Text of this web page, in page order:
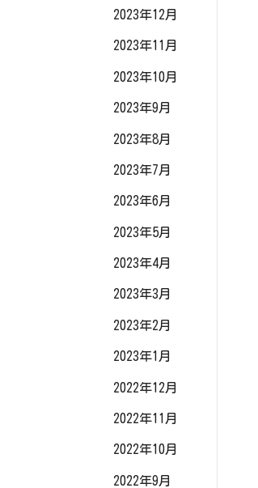
2023年12月
2023年11月
2023年10月
2023年9月
2023年8月
2023年7月
2023年6月
2023年5月
2023年4月
2023年3月
2023年2月
2023年1月
2022年12月
2022年11月
2022年10月
2022年9月